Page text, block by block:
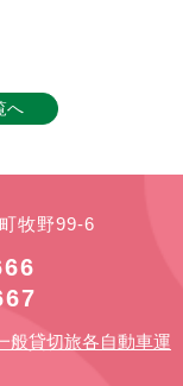
へ
牧野99-6
般貸切旅各自動車運